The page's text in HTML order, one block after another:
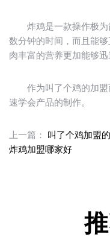
炸鸡是一款操作极为
数分钟的时间，而且能
肉丰富的营养更加能够迅
作为叫了个鸡的加盟
速学会产品的制作。
上一篇： 叫了个鸡加盟
炸鸡加盟哪家好